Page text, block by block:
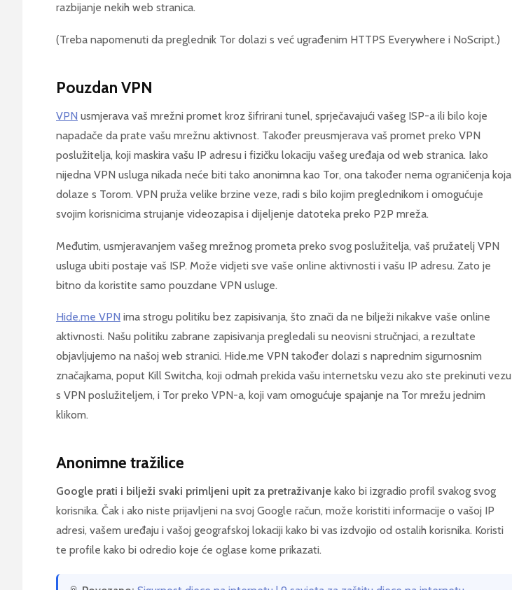
razbijanje nekih web stranica.
(Treba napomenuti da preglednik Tor dolazi s već ugrađenim HTTPS Everywhere i NoScript.)
Pouzdan VPN
VPN usmjerava vaš mrežni promet kroz šifrirani tunel, sprječavajući vašeg ISP-a ili bilo koje
napadače da prate vašu mrežnu aktivnost. Također preusmjerava vaš promet preko VPN
poslužitelja, koji maskira vašu IP adresu i fizičku lokaciju vašeg uređaja od web stranica. Iako
nijedna VPN usluga nikada neće biti tako anonimna kao Tor, ona također nema ograničenja koja
dolaze s Torom. VPN pruža velike brzine veze, radi s bilo kojim preglednikom i omogućuje
svojim korisnicima strujanje videozapisa i dijeljenje datoteka preko P2P mreža.
Međutim, usmjeravanjem vašeg mrežnog prometa preko svog poslužitelja, vaš pružatelj VPN
usluga ubiti postaje vaš ISP. Može vidjeti sve vaše online aktivnosti i vašu IP adresu. Zato je
bitno da koristite samo pouzdane VPN usluge.
Hide.me VPN ima strogu politiku bez zapisivanja, što znači da ne bilježi nikakve vaše online
aktivnosti. Našu politiku zabrane zapisivanja pregledali su neovisni stručnjaci, a rezultate
objavljujemo na našoj web stranici. Hide.me VPN također dolazi s naprednim sigurnosnim
značajkama, poput Kill Switcha, koji odmah prekida vašu internetsku vezu ako ste prekinuti vezu
s VPN poslužiteljem, i Tor preko VPN-a, koji vam omogućuje spajanje na Tor mrežu jednim
klikom.
Anonimne tražilice
Google prati i bilježi svaki primljeni upit za pretraživanje kako bi izgradio profil svakog svog
korisnika. Čak i ako niste prijavljeni na svoj Google račun, može koristiti informacije o vašoj IP
adresi, vašem uređaju i vašoj geografskoj lokaciji kako bi vas izdvojio od ostalih korisnika. Koristi
te profile kako bi odredio koje će oglase kome prikazati.